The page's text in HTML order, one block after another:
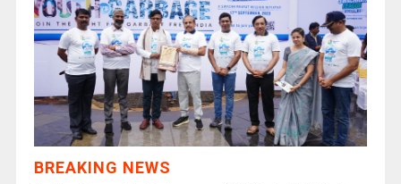
BREAKING NEWS